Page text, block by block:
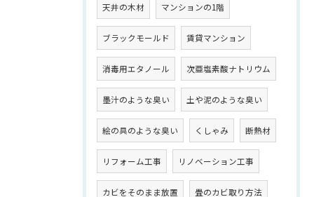
天井の木材 マンションの1階
ブラックモールド 賃貸マンション
消毒用エタノール 次亜塩素酸ナトリウム
墨汁のような臭い 土や泥のような臭い
絵の具のような臭い くしゃみ 断熱材
リフォーム工事 リノベーション工事
カビをそのまま放置 畳のカビ取り方法